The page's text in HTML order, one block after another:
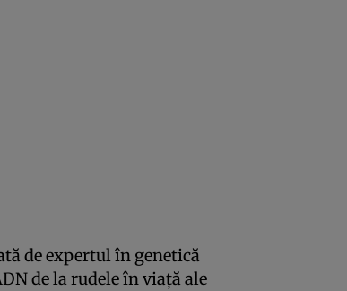
de expertul în genetică
de la rudele în viaţă ale